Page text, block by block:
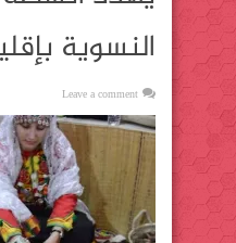
النسوية
Leave a comment